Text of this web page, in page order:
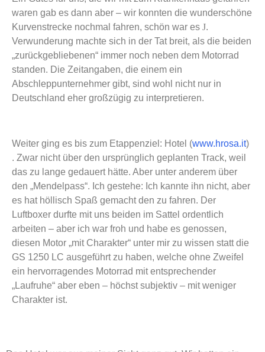
waren gab es dann aber – wir konnten die wunderschöne
Kurvenstrecke nochmal fahren, schön war es J.
Verwunderung machte sich in der Tat breit, als die beiden
„zurückgebliebenen“ immer noch neben dem Motorrad
standen. Die Zeitangaben, die einem ein
Abschleppunternehmer gibt, sind wohl nicht nur in
Deutschland eher großzügig zu interpretieren.
Weiter ging es bis zum Etappenziel: Hotel (www.hrosa.it)
. Zwar nicht über den ursprünglich geplanten Track, weil
das zu lange gedauert hätte. Aber unter anderem über
den „Mendelpass“. Ich gestehe: Ich kannte ihn nicht, aber
es hat höllisch Spaß gemacht den zu fahren. Der
Luftboxer durfte mit uns beiden im Sattel ordentlich
arbeiten – aber ich war froh und habe es genossen,
diesen Motor „mit Charakter“ unter mir zu wissen statt die
GS 1250 LC ausgeführt zu haben, welche ohne Zweifel
ein hervorragendes Motorrad mit entsprechender
„Laufruhe“ aber eben – höchst subjektiv – mit weniger
Charakter ist.